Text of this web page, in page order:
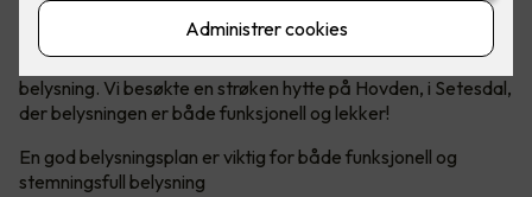
Vi nordmenn elsker å dra på hytta, det er det ikke noe tvil
om. En viktig trivselsfaktor på hytta er god og riktig
belysning. Vi besøkte en strøken hytte på Hovden, i Setesdal,
der belysningen er både funksjonell og lekker!
En god belysningsplan er viktig for både funksjonell og
stemningsfull belysning